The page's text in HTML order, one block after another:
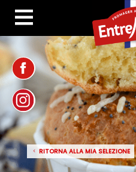
RITORNA ALLA MIA SELEZIONE